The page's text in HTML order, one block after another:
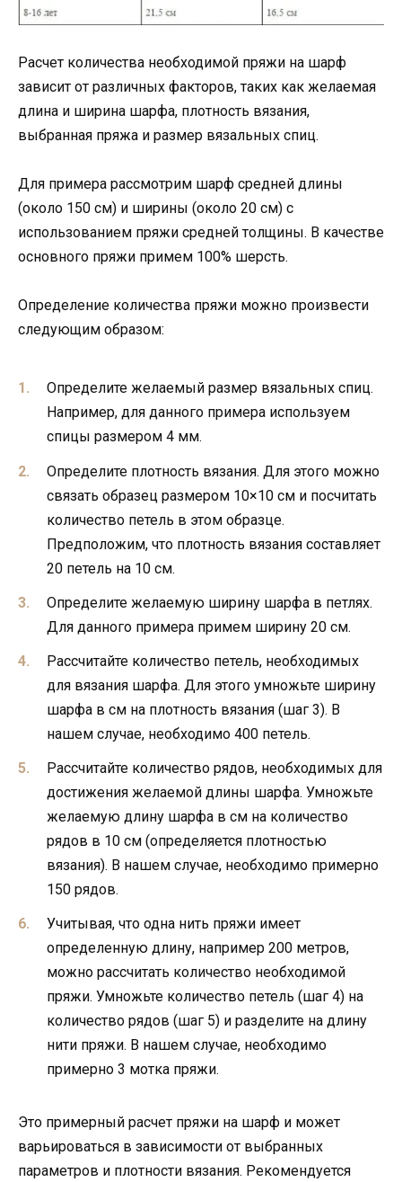
Расчет количества необходимой пряжи на шарф
зависит от различных факторов, таких как желаемая
длина и ширина шарфа, плотность вязания,
выбранная пряжа и размер вязальных спиц.
Для примера рассмотрим шарф средней длины
(около 150 см) и ширины (около 20 см) с
использованием пряжи средней толщины. В качестве
основного пряжи примем 100% шерсть.
Определение количества пряжи можно произвести
следующим образом:
Определите желаемый размер вязальных спиц.
Например, для данного примера используем
спицы размером 4 мм.
Определите плотность вязания. Для этого можно
связать образец размером 10×10 см и посчитать
количество петель в этом образце.
Предположим, что плотность вязания составляет
20 петель на 10 см.
Определите желаемую ширину шарфа в петлях.
Для данного примера примем ширину 20 см.
Рассчитайте количество петель, необходимых
для вязания шарфа. Для этого умножьте ширину
шарфа в см на плотность вязания (шаг 3). В
нашем случае, необходимо 400 петель.
Рассчитайте количество рядов, необходимых для
достижения желаемой длины шарфа. Умножьте
желаемую длину шарфа в см на количество
рядов в 10 см (определяется плотностью
вязания). В нашем случае, необходимо примерно
150 рядов.
Учитывая, что одна нить пряжи имеет
определенную длину, например 200 метров,
можно рассчитать количество необходимой
пряжи. Умножьте количество петель (шаг 4) на
количество рядов (шаг 5) и разделите на длину
нити пряжи. В нашем случае, необходимо
примерно 3 мотка пряжи.
Это примерный расчет пряжи на шарф и может
варьироваться в зависимости от выбранных
параметров и плотности вязания. Рекомендуется